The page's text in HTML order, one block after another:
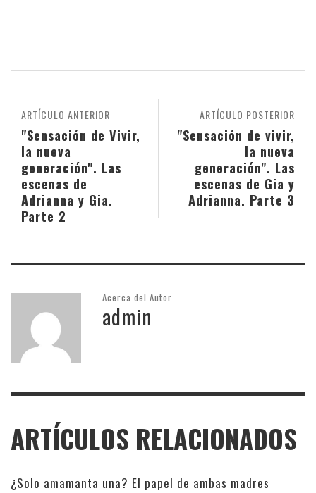
ARTÍCULO POSTERIOR
"Sensación de vivir,
la nueva
generación". Las
escenas de Gia y
Adrianna. Parte 3
ARTÍCULO ANTERIOR
"Sensación de Vivir,
la nueva
generación". Las
escenas de
Adrianna y Gia.
Parte 2
Acerca del Autor
admin
ARTÍCULOS RELACIONADOS
¿Solo amamanta una? El papel de ambas madres